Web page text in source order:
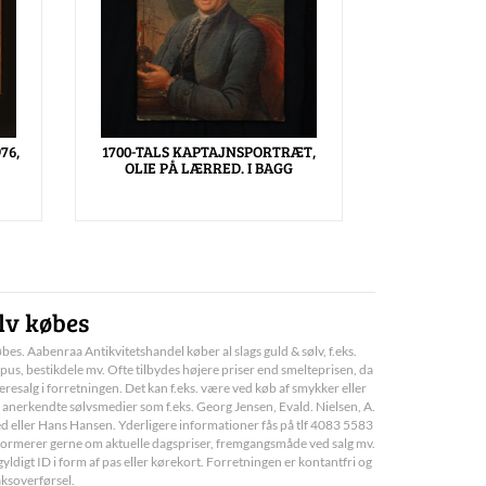
1700-TALS KAPTAJNSPORTRÆT,
OLIE PÅ LÆRRED. I BAGG
købes
Aabenraa Antikvitetshandel køber al slags guld & sølv, f.eks.
bestikdele mv. Ofte tilbydes højere priser end smelteprisen, da
i forretningen. Det kan f.eks. være ved køb af smykker eller
sølvsmedier som f.eks. Georg Jensen, Evald. Nielsen, A.
eller Hans Hansen. Yderligere informationer fås på tlf 4083 5583
gerne om aktuelle dagspriser, fremgangsmåde ved salg mv.
ID i form af pas eller kørekort. Forretningen er kontantfri og